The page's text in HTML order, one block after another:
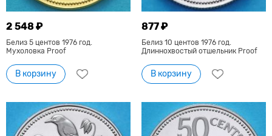
2 548 ₽
Белиз 5 центов 1976 год.
Мухоловка Proof
В корзину
877 ₽
Белиз 10 центов 1976 год.
Длиннохвостый отшельник Proof
В корзину